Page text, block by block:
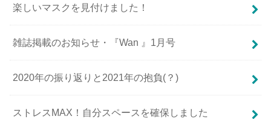
楽しいマスクを見付けました！
雑誌掲載のお知らせ・『Wan 』1月号
2020年の振り返りと2021年の抱負(？)
ストレスMAX！自分スペースを確保しました